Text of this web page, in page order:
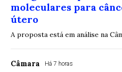
moleculares para
útero
A proposta está em análise na
Câmara Há 7 horas